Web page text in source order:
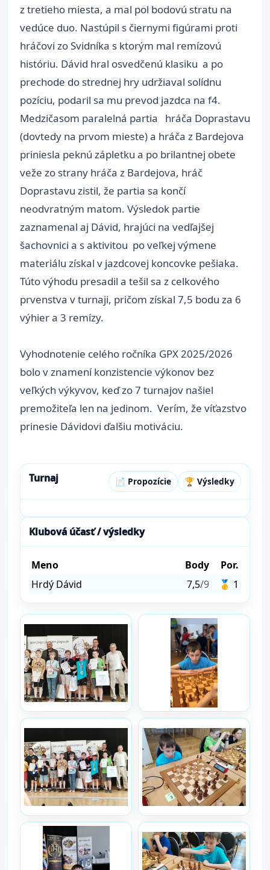
z tretieho miesta, a mal pol bodovú stratu na
vedúce duo. Nastúpil s čiernymi figúrami proti
hráčovi zo Svidníka s ktorým mal remízovú
históriu. Dávid hral osvedčenú klasiku a po
prechode do strednej hry udržiaval solídnu
pozíciu, podaril sa mu prevod jazdca na f4.
Medzičasom paralelná partia hráča Doprastavu
(dovtedy na prvom mieste) a hráča z Bardejova
priniesla peknú zápletku a po brilantnej obete
veže zo strany hráča z Bardejova, hráč
Doprastavu zistil, že partia sa končí
neodvratným matom. Výsledok partie
zaznamenal aj Dávid, hrajúci na vedľajšej
šachovnici a s aktivitou po veľkej výmene
materiálu získal v jazdcovej koncovke pešiaka.
Túto výhodu presadil a tešil sa z celkového
prvenstva v turnaji, pričom získal 7,5 bodu za 6
výhier a 3 remízy.
Vyhodnotenie celého ročníka GPX 2025/2026
bolo v znamení konzistencie výkonov bez
veľkých výkyvov, keď zo 7 turnajov našiel
premožiteľa len na jedinom. Verím, že víťazstvo
prinesie Dávidovi ďalšiu motiváciu.
Turnaj 📄 Propozície 🏆 Výsledky
Klubová účasť / výsledky
Meno Body
Por.
Hrdý Dávid
7,5/9 🥇 1